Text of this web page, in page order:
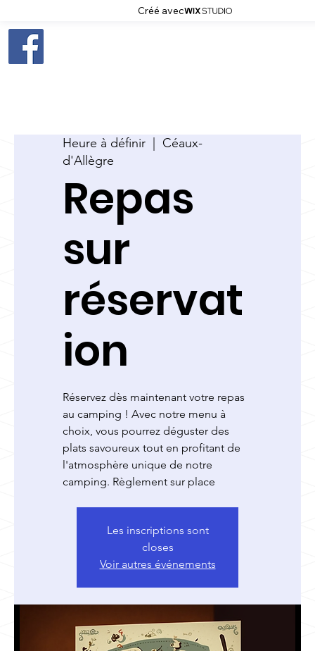
Créé avec
Heure à définir
Céaux-
d'Allègre
Repas
sur
réservat
ion
Réservez dès maintenant votre repas
au camping ! Avec notre menu à
choix, vous pourrez déguster des
plats savoureux tout en profitant de
l'atmosphère unique de notre
camping. Règlement sur place
Les inscriptions sont
closes
Voir autres événements